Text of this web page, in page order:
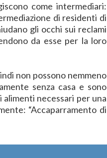
come intermediari:
di residenti di
gli occhi sui reclami
da esse per la loro
non possono nemmeno
senza casa e sono
necessari per una
“Accaparramento di